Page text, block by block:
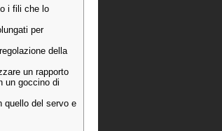
i fili che lo
per
della
un rapporto
un goccino di
quello del servo e